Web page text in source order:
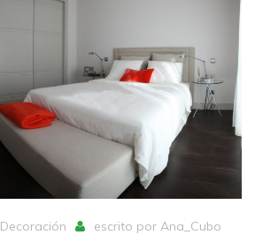
Decoración escrito por Ana_Cubo